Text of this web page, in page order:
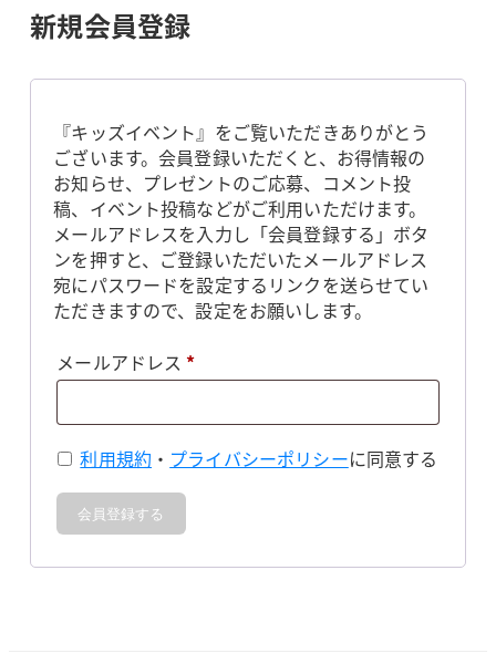
新規会員登録
『キッズイベント』をご覧いただきありがとう
ございます。会員登録いただくと、お得情報の
お知らせ、プレゼントのご応募、コメント投
稿、イベント投稿などがご利用いただけます。
メールアドレスを入力し「会員登録する」ボタ
ンを押すと、ご登録いただいたメールアドレス
宛にパスワードを設定するリンクを送らせてい
ただきますので、設定をお願いします。
メールアドレス *必
利用規約 ・ プライバシーポリシーに同意する
会員登録する